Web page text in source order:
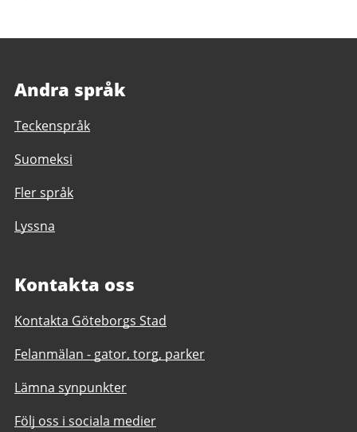
Andra språk
Teckenspråk
Suomeksi
Fler språk
Lyssna
Kontakta oss
Kontakta Göteborgs Stad
Felanmälan - gator, torg, parker
Lämna synpunkter
Följ oss i sociala medier